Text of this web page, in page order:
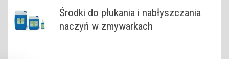
Środki do płukania i nabłyszczania
naczyń w zmywarkach